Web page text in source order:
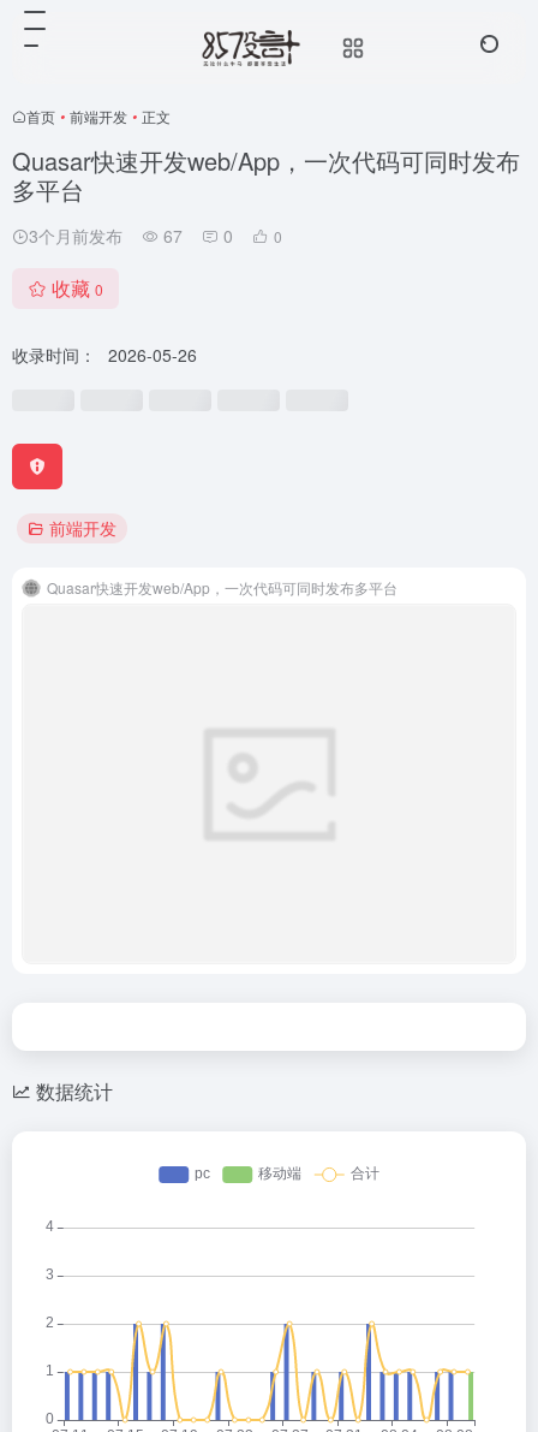
首页 • 前端开发 • 正文
Quasar快速开发web/App，一次代码可同时发布
多平台
3个月前发布 67 0 0
收藏 0
收录时间： 2026-05-26
前端开发
Quasar快速开发web/App，一次代码可同时发布多平台
数据统计